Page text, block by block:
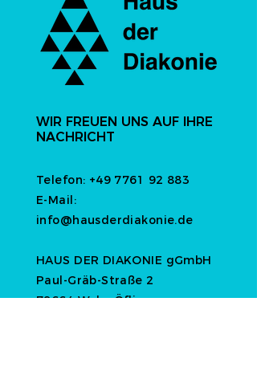
WIR FREUEN UNS AUF IHRE
NACHRICHT
Telefon: +49 7761 92 883
E-Mail:
info@hausderdiakonie.de
HAUS DER DIAKONIE gGmbH
Paul-Gräb-Straße 2
79664 Wehr-Öflingen